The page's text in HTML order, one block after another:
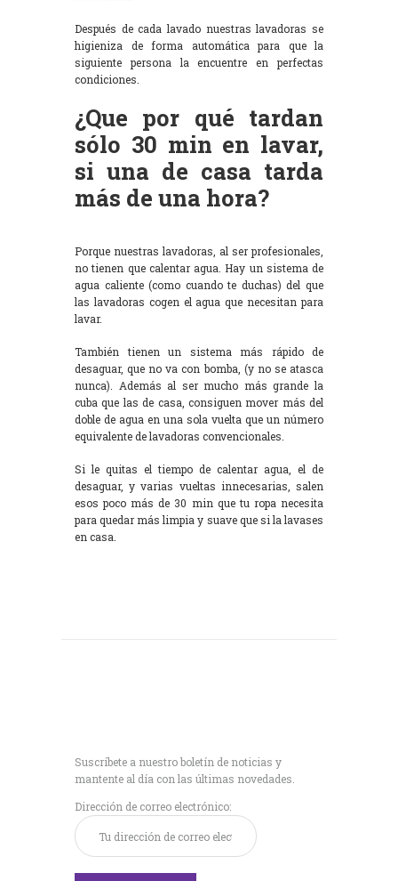
Después de cada lavado nuestras lavadoras se
higieniza de forma automática para que la
siguiente persona la encuentre en perfectas
condiciones.
¿Que por qué tardan
sólo 30 min en lavar,
si una de casa tarda
más de una hora?
Porque nuestras lavadoras, al ser profesionales,
no tienen que calentar agua. Hay un sistema de
agua caliente (como cuando te duchas) del que
las lavadoras cogen el agua que necesitan para
lavar.
También tienen un sistema más rápido de
desaguar, que no va con bomba, (y no se atasca
nunca). Además al ser mucho más grande la
cuba que las de casa, consiguen mover más del
doble de agua en una sola vuelta que un número
equivalente de lavadoras convencionales.
Si le quitas el tiempo de calentar agua, el de
desaguar, y varias vueltas innecesarias, salen
esos poco más de 30 min que tu ropa necesita
para quedar más limpia y suave que si la lavases
en casa.
Suscríbete a nuestro boletín de noticias y
mantente al día con las últimas novedades.
Dirección de correo electrónico: